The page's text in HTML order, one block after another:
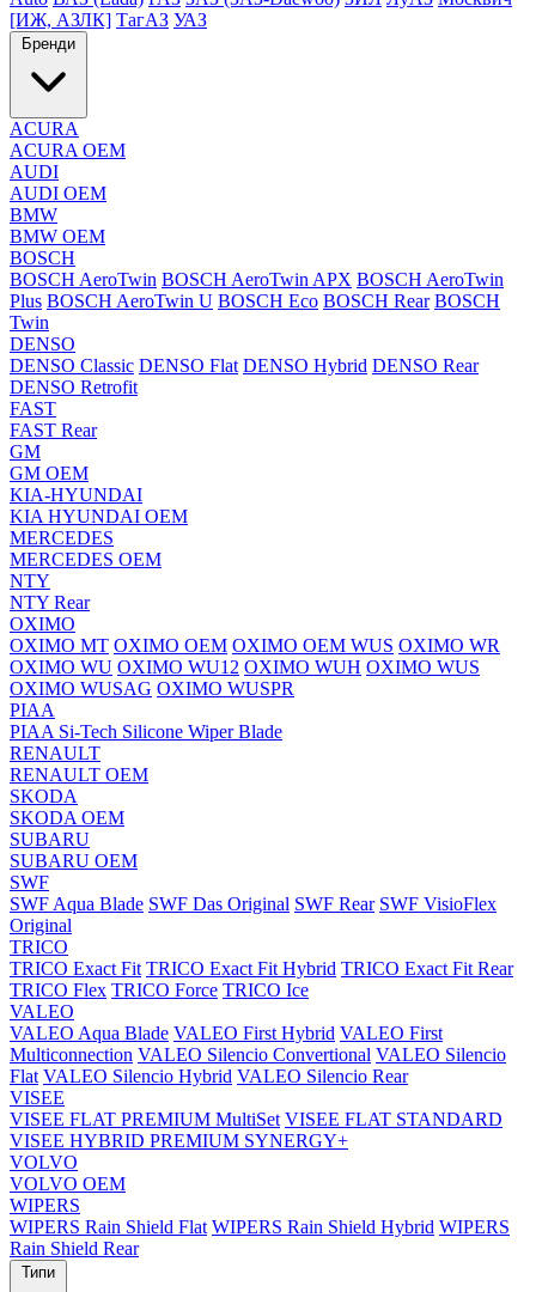
[ИЖ, АЗЛК] ТагАЗ УАЗ
Бренди
ACURA
ACURA OEM
AUDI
AUDI OEM
BMW
BMW OEM
BOSCH
BOSCH AeroTwin BOSCH AeroTwin APX BOSCH AeroTwin
Plus BOSCH AeroTwin U BOSCH Eco BOSCH Rear BOSCH
Twin
DENSO
DENSO Classic DENSO Flat DENSO Hybrid DENSO Rear
DENSO Retrofit
FAST
FAST Rear
GM
GM OEM
KIA-HYUNDAI
KIA HYUNDAI OEM
MERCEDES
MERCEDES OEM
NTY
NTY Rear
OXIMO
OXIMO MT OXIMO OEM OXIMO OEM WUS OXIMO WR
OXIMO WU OXIMO WU12 OXIMO WUH OXIMO WUS
OXIMO WUSAG OXIMO WUSPR
PIAA
PIAA Si-Tech Silicone Wiper Blade
RENAULT
RENAULT OEM
SKODA
SKODA OEM
SUBARU
SUBARU OEM
SWF
SWF Aqua Blade SWF Das Original SWF Rear SWF VisioFlex
Original
TRICO
TRICO Exact Fit TRICO Exact Fit Hybrid TRICO Exact Fit Rear
TRICO Flex TRICO Force TRICO Ice
VALEO
VALEO Aqua Blade VALEO First Hybrid VALEO First
Multiconnection VALEO Silencio Convertional VALEO Silencio
Flat VALEO Silencio Hybrid VALEO Silencio Rear
VISEE
VISEE FLAT PREMIUM MultiSet VISEE FLAT STANDARD
VISEE HYBRID PREMIUM SYNERGY+
VOLVO
VOLVO OEM
WIPERS
WIPERS Rain Shield Flat WIPERS Rain Shield Hybrid WIPERS
Rain Shield Rear
Типи